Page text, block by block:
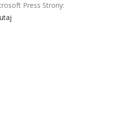
Press Strony: